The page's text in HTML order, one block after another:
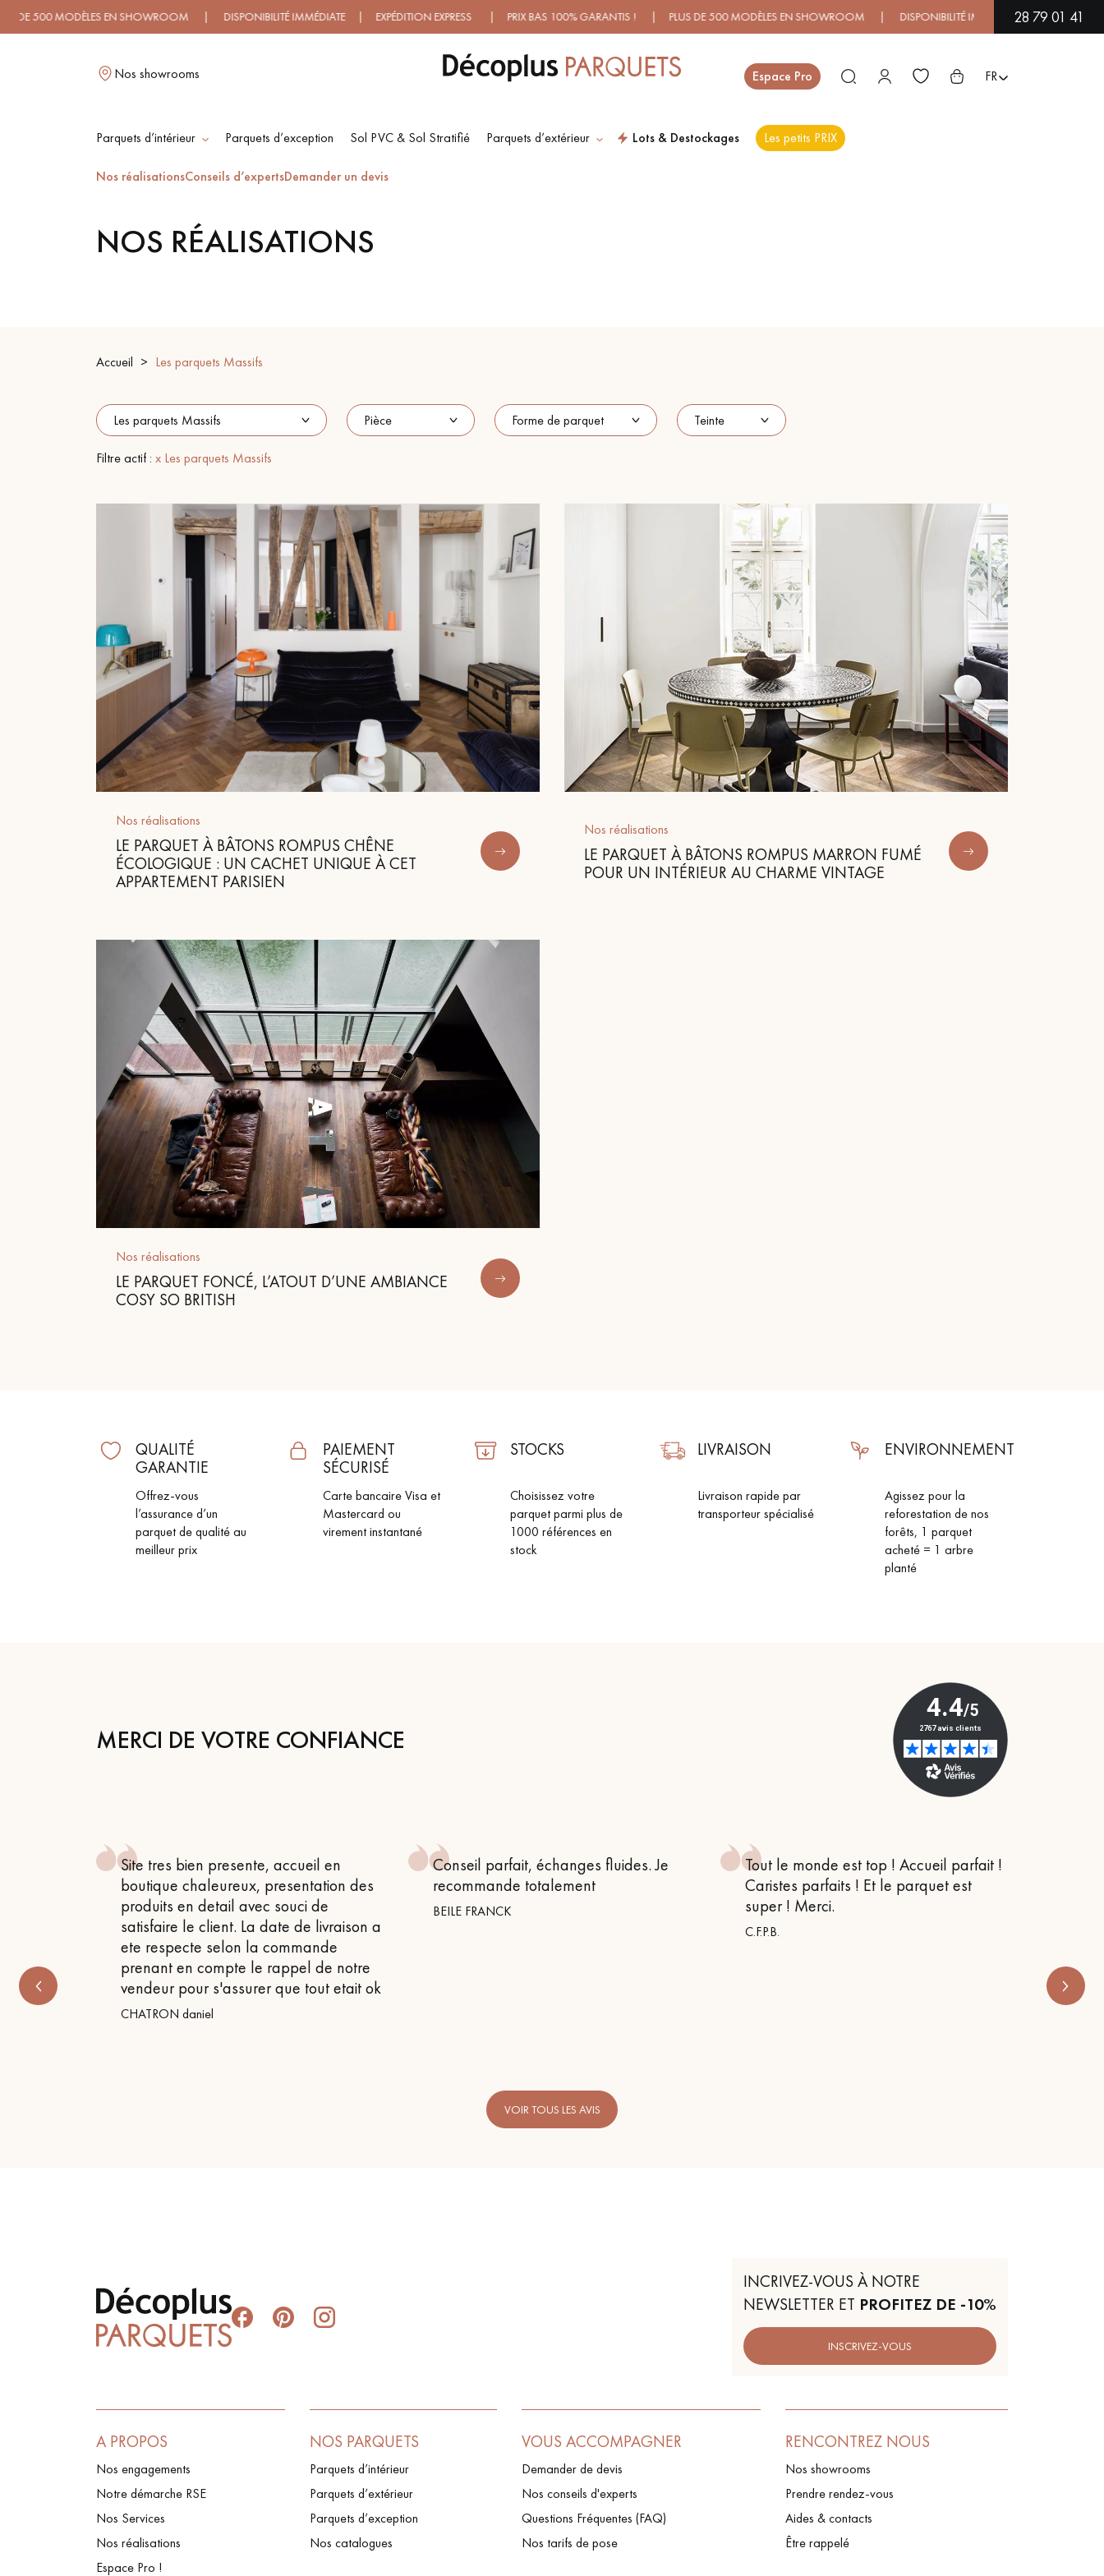
EN SHOWROOM | DISPONIBILITÉ IMMÉDIATE | EXPÉDITION EXPRESS | PRIX BAS 100% GARANTIS ! | PLUS DE 500 MODÈLES EN SHOWROOM | DISPONIBILITÉ IMMÉDIATE | EXPÉDITION
28 79 01 41
Nos showrooms Espace Pro FR
Parquets d’intérieur Parquets d’exception Sol PVC & Sol Stratifié Parquets d’extérieur Lots & Destockages Les petits PRIX
Nos réalisationsConseils d’expertsDemander un devisLES RECHERCHES LES PLUS COURANTES
PARQUET MASSIF
PARQUET
CONTRECOLLÉ -
PARQUET D'INTÉRIEUR
28 79 01 41
VOUS AVEZ UN PROJET ?
Nos experts sont à votre disposition pour vous guider pas à pas dans le choix et la pose de votre parquet.
Un expert Décoplus Parquets vous
appelle
Demandez un rendez-vous
personnalisé
Obtenez un devis gratuit !
NOS RÉALISATIONS
Accueil Les parquets Massifs
Filtre actif : x Les parquets Massifs
Nos réalisations
LE PARQUET À BÂTONS ROMPUS CHÊNE
ÉCOLOGIQUE : UN CACHET UNIQUE À CET
APPARTEMENT PARISIEN
Nos réalisations
LE PARQUET À BÂTONS ROMPUS MARRON FUMÉ
POUR UN INTÉRIEUR AU CHARME VINTAGE
Nos réalisations
LE PARQUET FONCÉ, L’ATOUT D’UNE AMBIANCE
COSY SO BRITISH
QUALITÉ
GARANTIE
Offrez-vous
l’assurance d’un
parquet de qualité au
meilleur prix
PAIEMENT
SÉCURISÉ
Carte bancaire Visa et
Mastercard ou
virement instantané
STOCKS
Choisissez votre
parquet parmi plus de
1000 références en
stock
LIVRAISON
Livraison rapide par
transporteur spécialisé
ENVIRONNEMENT
Agissez pour la
reforestation de nos
forêts, 1 parquet
acheté = 1 arbre
planté
MERCI DE VOTRE CONFIANCE
Site tres bien presente, accueil en
boutique chaleureux, presentation des
produits en detail avec souci de
satisfaire le client. La date de livraison a
ete respecte selon la commande
prenant en compte le rappel de notre
vendeur pour s'assurer que tout etait ok
CHATRON daniel
Conseil parfait, échanges fluides. Je
recommande totalement
BEILE FRANCK
Tout le monde est top ! Accueil parfait !
Caristes parfaits ! Et le parquet est
super ! Merci.
C.F.P.B.
VOIR TOUS LES AVIS
INCRIVEZ-VOUS À NOTRE
NEWSLETTER ET PROFITEZ DE -10%
INSCRIVEZ-VOUS
A PROPOS
Nos engagements
Notre démarche RSE
Nos Services
Nos réalisations
Espace Pro !
NOS PARQUETS
Parquets d’intérieur
Parquets d’extérieur
Parquets d’exception
Nos catalogues
VOUS ACCOMPAGNER
Demander de devis
Nos conseils d'experts
Questions Fréquentes (FAQ)
Nos tarifs de pose
RENCONTREZ NOUS
Nos showrooms
Prendre rendez-vous
Aides & contacts
Être rappelé